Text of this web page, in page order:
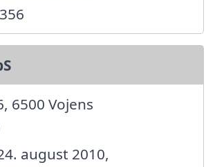
6500 Vojens
august 2010,